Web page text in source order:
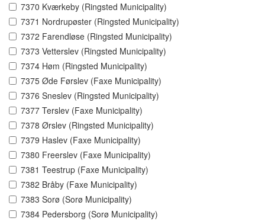
7370 Kværkeby (Ringsted Municipality)
7371 Nordrupøster (Ringsted Municipality)
7372 Farendløse (Ringsted Municipality)
7373 Vetterslev (Ringsted Municipality)
7374 Høm (Ringsted Municipality)
7375 Øde Førslev (Faxe Municipality)
7376 Sneslev (Ringsted Municipality)
7377 Terslev (Faxe Municipality)
7378 Ørslev (Ringsted Municipality)
7379 Haslev (Faxe Municipality)
7380 Freerslev (Faxe Municipality)
7381 Teestrup (Faxe Municipality)
7382 Bråby (Faxe Municipality)
7383 Sorø (Sorø Municipality)
7384 Pedersborg (Sorø Municipality)